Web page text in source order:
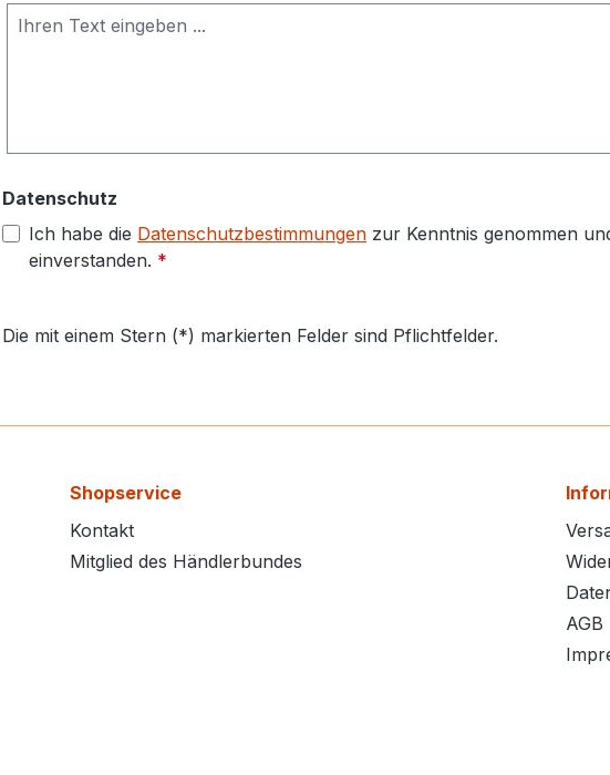
Datenschutz
Ich habe die Datenschutzbestimmungen zur Kenntnis genommen
einverstanden. *
Die mit einem Stern (*) markierten Felder sind Pflichtfelder.
Shopservice
Kontakt
Mitglied des Händlerbundes
AGB